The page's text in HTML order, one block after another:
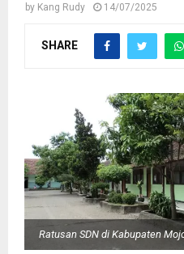
by Kang Rudy 14/07/2025
SHARE
Ratusan SDN di Kabupaten